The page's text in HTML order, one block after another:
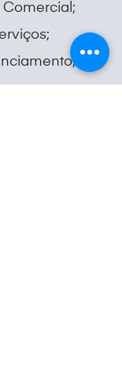
Comercial;